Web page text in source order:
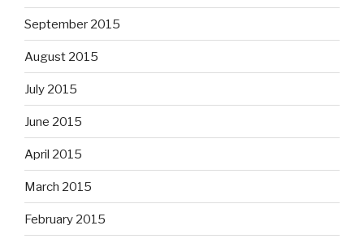
September 2015
August 2015
July 2015
June 2015
April 2015
March 2015
February 2015